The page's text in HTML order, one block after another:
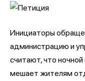
Инициаторы
администрацию и
считают, что
мешает жителям